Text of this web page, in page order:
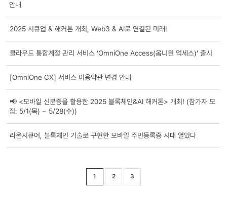
안내
2025 시큐업 & 해커톤 개최, Web3 & AI로 연결된 미래!
클라우드 통합계정 관리 서비스 ‘OmniOne Access(옴니원 억세스)’ 출시
[OmniOne CX] 서비스 이용약관 변경 안내
📢 <모바일 신분증을 활용한 2025 블록체인&AI 해커톤> 개최! (참가자 모
집: 5/1(목) ~ 5/28(수))
라온시큐어, 블록체인 기술로 구현한 모바일 주민등록증 시대 열었다
1 2 3